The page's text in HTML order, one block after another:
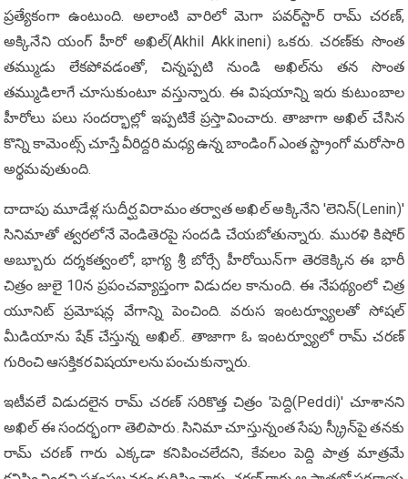
ప్రత్యేకంగా ఉంటుంది. అలాంటి వారిలో మెగా పవర్‌స్టార్ రామ్ చరణ్,
అక్కినేని యంగ్ హీరో అఖిల్(Akhil Akkineni) ఒకరు. చరణ్‌కు సొంత
తమ్ముడు లేకపోవడంతో, చిన్నప్పటి నుండి అఖిల్‌ను తన సొంత
తమ్ముడిలాగే చూసుకుంటూ వస్తున్నారు. ఈ విషయాన్ని ఇరు కుటుంబాల
హీరోలు పలు సందర్భాల్లో ఇప్పటికే ప్రస్తావించారు. తాజాగా అఖిల్ చేసిన
కొన్ని కామెంట్స్ చూస్తే వీరిద్దరి మధ్య ఉన్న బాండింగ్ ఎంత స్ట్రాంగో మరోసారి
అర్థమవుతుంది.
దాదాపు మూడేళ్ల సుదీర్ఘ విరామం తర్వాత అఖిల్ అక్కినేని 'లెనిన్(Lenin)'
సినిమాతో త్వరలోనే వెండితెరపై సందడి చేయబోతున్నారు. మురళి కిషోర్
అబ్బూరు దర్శకత్వంలో, భాగ్య శ్రీ బోర్సే హీరోయిన్‌గా తెరకెక్కిన ఈ భారీ
చిత్రం జులై 10న ప్రపంచవ్యాప్తంగా విడుదల కానుంది. ఈ నేపథ్యంలో చిత్ర
యూనిట్ ప్రమోషన్ల వేగాన్ని పెంచింది. వరుస ఇంటర్వ్యూలతో సోషల్
మీడియాను షేక్ చేస్తున్న అఖిల్.. తాజాగా ఓ ఇంటర్వ్యూలో రామ్ చరణ్
గురించి ఆసక్తికర విషయాలను పంచుకున్నారు.
ఇటీవలే విడుదలైన రామ్ చరణ్ సరికొత్త చిత్రం 'పెద్ది(Peddi)' చూశానని
అఖిల్ ఈ సందర్భంగా తెలిపారు. సినిమా చూస్తున్నంత సేపు స్క్రీన్‌పై తనకు
రామ్ చరణ్ గారు ఎక్కడా కనిపించలేదని, కేవలం పెద్ది పాత్ర మాత్రమే